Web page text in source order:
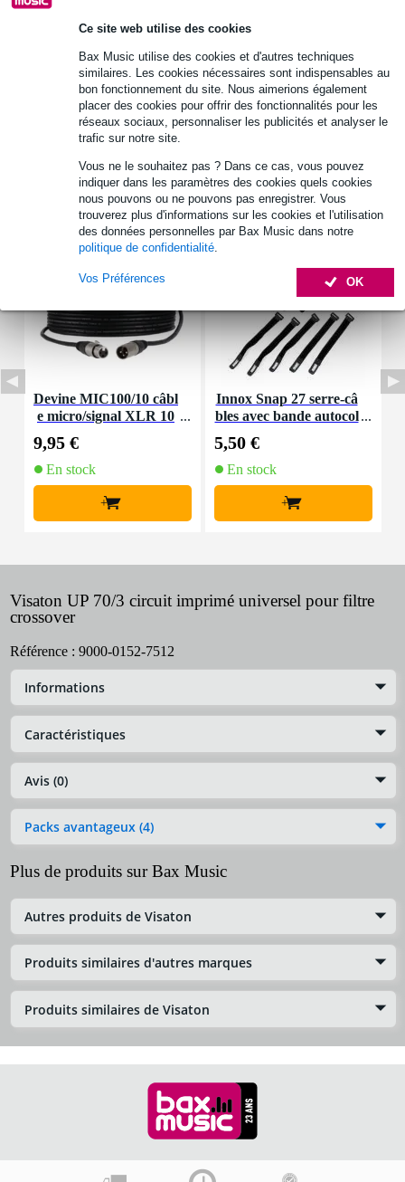
Ce site web utilise des cookies
Bax Music utilise des cookies et d'autres techniques
similaires. Les cookies nécessaires sont indispensables au
bon fonctionnement du site. Nous aimerions également
placer des cookies pour offrir des fonctionnalités pour les
réseaux sociaux, personnaliser les publicités et analyser le
trafic sur notre site.
Vous ne le souhaitez pas ? Dans ce cas, vous pouvez
indiquer dans les paramètres des cookies quels cookies
nous pouvons ou ne pouvons pas enregistrer. Vous
trouverez plus d'informations sur les cookies et l'utilisation
des données personnelles par Bax Music dans notre
politique de confidentialité.
OK
Vos Préférences
Informations
dimensions_mm : 227 x 182 mm
autres caractéristiques : Circuit imprimé universel pour filtres
répartiteurs de 2 à 4 voies ; couche de cuivre très épaisse ;
possibilité de compensation d'impédance et de réduction de niveau.
Accessoires (7)
Devine MIC100/10 câbl
e micro/signal XLR 10
9,95 €
En stock
+
Innox Snap 27 serre-câ
bles avec bande autocol
5,50 €
En stock
+
Visaton UP 70/3 circuit imprimé universel pour filtre
crossover
Référence : 9000-0152-7512
Informations
Caractéristiques
Avis (0)
Packs avantageux (4)
Plus de produits sur Bax Music
Autres produits de Visaton
Produits similaires d'autres marques
Produits similaires de Visaton